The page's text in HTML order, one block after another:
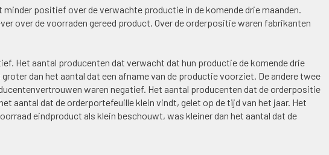
positief over de verwachte productie in de komende drie maanden.
over de voorraden gereed product. Over de orderpositie waren fabrikanten
Het aantal producenten dat verwacht dat hun productie de komende drie
dan het aantal dat een afname van de productie voorziet. De andere twee
waren negatief. Het aantal producenten dat de orderpositie
aantal dat de orderportefeuille klein vindt, gelet op de tijd van het jaar. Het
eindproduct als klein beschouwt, was kleiner dan het aantal dat de